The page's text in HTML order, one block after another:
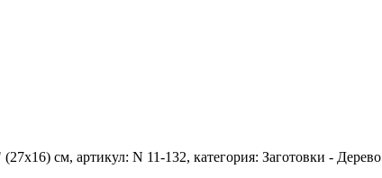
см, артикул: N 11-132, категория: Заготовки - Дерево